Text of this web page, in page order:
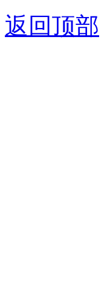
返回顶部